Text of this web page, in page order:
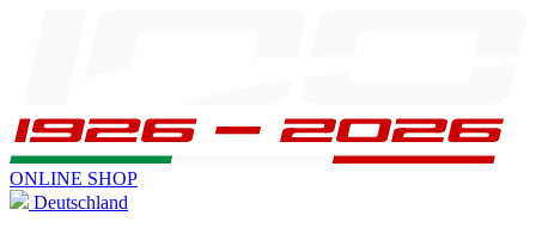
ONLINE SHOP
Deutschland